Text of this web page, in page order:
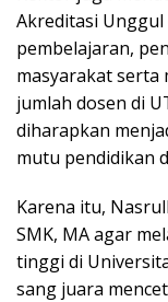
Akreditasi
pembelajaran,
masyarakat serta
jumlah dosen di
diharapkan
mutu pendidikan
Karena itu,
SMK, MA agar
tinggi di
sang juara